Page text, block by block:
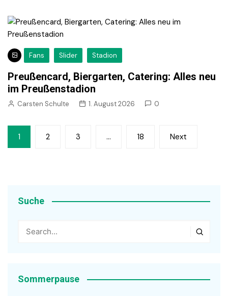
Fans Slider Stadion
Preußencard, Biergarten, Catering: Alles neu
im Preußenstadion
Carsten Schulte 1. August 2026 0
Seitennummerierung
der
1 2 3 … 18 Next
Suche
Sommerpause